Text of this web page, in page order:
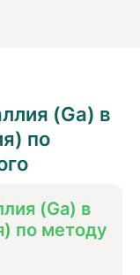
(Ga) в
по
(Ga) в
по методу